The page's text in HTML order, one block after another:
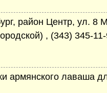
район Центр, ул. 8
, (343) 345-
армянского лаваша